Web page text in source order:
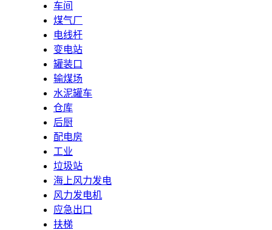
车间
煤气厂
电线杆
变电站
罐装口
输煤场
水泥罐车
仓库
后厨
配电房
工业
垃圾站
海上风力发电
风力发电机
应急出口
扶梯